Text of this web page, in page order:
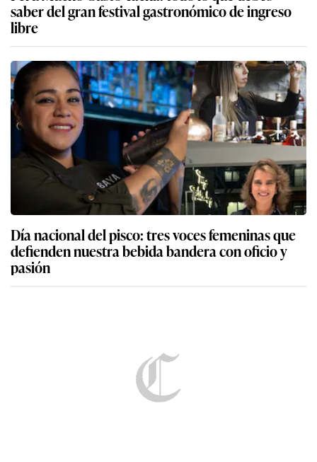
saber del gran festival gastronómico de ingreso
libre
Día nacional del pisco: tres voces femeninas que
defienden nuestra bebida bandera con oficio y
pasión